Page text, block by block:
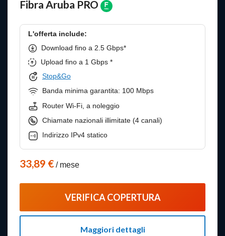
Fibra Aruba PRO
L'offerta include:
Download fino a 2.5 Gbps*
Upload fino a 1 Gbps *
Stop&Go
Banda minima garantita: 100 Mbps
Router Wi-Fi, a noleggio
Chiamate nazionali illimitate (4 canali)
Indirizzo IPv4 statico
33,89 € / mese
VERIFICA COPERTURA
Maggiori dettagli